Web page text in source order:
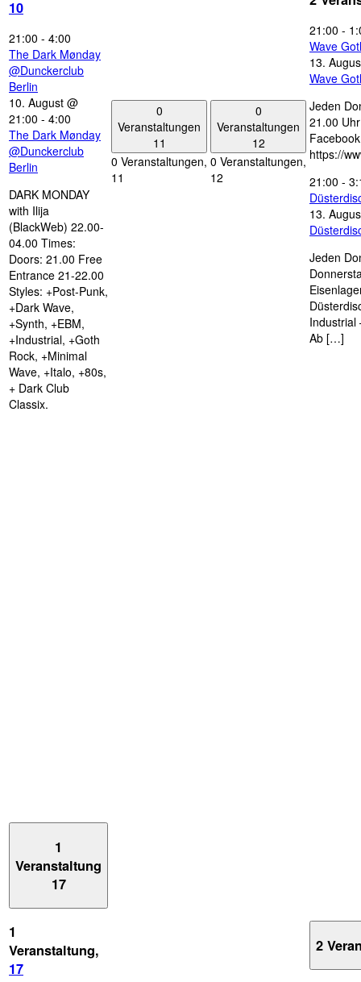
10
21:00 - 4:00
The Dark Mønday
@Dunckerclub
Berlin
10. August @
21:00 - 4:00
The Dark Mønday
@Dunckerclub
Berlin
DARK MONDAY
with Ilija
(BlackWeb) 22.00-
04.00 Times:
Doors: 21.00 Free
Entrance 21-22.00
Styles: +Post-Punk,
+Dark Wave,
+Synth, +EBM,
+Industrial, +Goth
Rock, +Minimal
Wave, +Italo, +80s,
+ Dark Club
Classix.
0
Veranstaltungen
11
0 Veranstaltungen,
11
0
Veranstaltungen
12
0 Veranstaltungen,
12
21:00 -
Wave
13.
Wave
Jeden
21.00
https://
21:00 -
13.
Jeden
Industrial
Ab […]
1
Veranstaltung
17
1
Veranstaltung,
17
2